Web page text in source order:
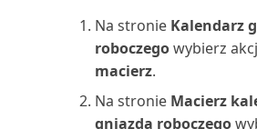
Przenoszenie i księgowanie
zapisów kosztów
Przesyłanie raportów VAT do
Zatwierdzanie lub odrzucanie
dokumentów w przep...
Zawartość w trakcie
Używanie rozszerzenia do
importu plików QuickBo...
formatów plików
Należności-Zobowiązania
(raport)
trwałych (raport)
Na stronie Kalendarz
roboczegowybierz
macierz.
Na stronie Macierz
gniazda roboczego